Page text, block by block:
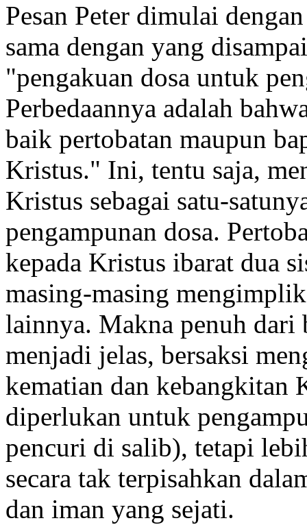
Pesan Peter dimulai
sama dengan yang
"pengakuan dosa untuk
Perbedaannya adalah
baik pertobatan maupun
Kristus." Ini, tentu saja,
Kristus sebagai satu-
pengampunan dosa.
kepada Kristus ibarat dua
masing-masing
lainnya. Makna penuh
menjadi jelas, bersaksi
kematian dan kebangkitan
diperlukan untuk
pencuri di salib), tetapi
secara tak terpisahkan
dan iman yang sejati.